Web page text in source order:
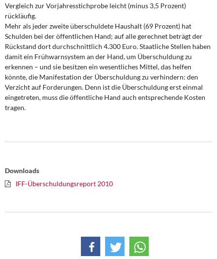
Vergleich zur Vorjahresstichprobe leicht (minus 3,5 Prozent)
rückläufig.
Mehr als jeder zweite überschuldete Haushalt (69 Prozent) hat
Schulden bei der öffentlichen Hand; auf alle gerechnet beträgt der
Rückstand dort durchschnittlich 4.300 Euro. Staatliche Stellen haben
damit ein Frühwarnsystem an der Hand, um Überschuldung zu
erkennen – und sie besitzen ein wesentliches Mittel, das helfen
könnte, die Manifestation der Überschuldung zu verhindern: den
Verzicht auf Forderungen. Denn ist die Überschuldung erst einmal
eingetreten, muss die öffentliche Hand auch entsprechende Kosten
tragen.
Downloads
IFF-Überschuldungsreport 2010